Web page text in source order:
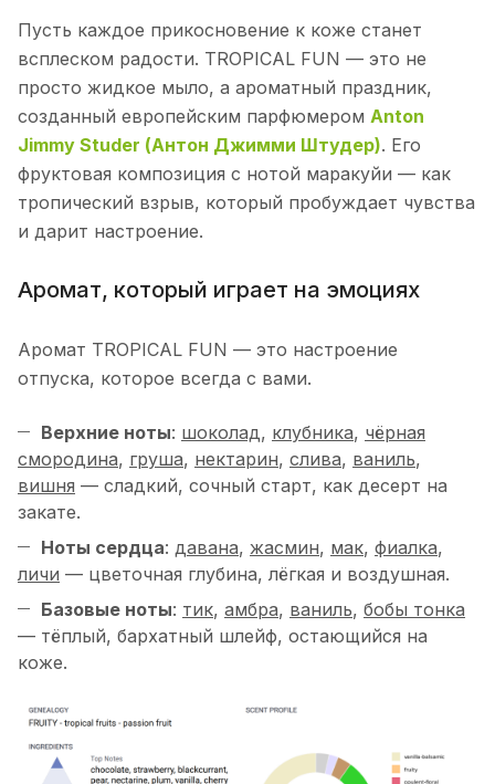
Пусть каждое прикосновение к коже станет
всплеском радости. TROPICAL FUN — это не
просто жидкое мыло, а ароматный праздник,
созданный европейским парфюмером Anton
Jimmy Studer (Антон Джимми Штудер). Его
фруктовая композиция с нотой маракуйи — как
тропический взрыв, который пробуждает чувства
и дарит настроение.
Аромат, который играет на эмоциях
Аромат TROPICAL FUN — это настроение
отпуска, которое всегда с вами.
Верхние ноты: шоколад, клубника, чёрная
смородина, груша, нектарин, слива, ваниль,
вишня — сладкий, сочный старт, как десерт на
закате.
Ноты сердца: давана, жасмин, мак, фиалка,
личи — цветочная глубина, лёгкая и воздушная.
Базовые ноты: тик, амбра, ваниль, бобы тонка
— тёплый, бархатный шлейф, остающийся на
коже.